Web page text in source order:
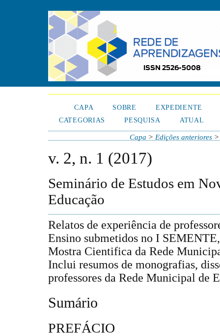
CAPA SOBRE
EXPEDIENTE
CATEGORIAS
PESQUISA ATUAL
Capa > Edições anteriores
v. 2, n. 1 (2017)
Seminário de Estudos em
Educação
Relatos de experiência de
Ensino submetidos no I
Mostra Cientifica da Rede
Inclui resumos de monografias,
professores da Rede Municipal de
Sumário
PREFÁCIO